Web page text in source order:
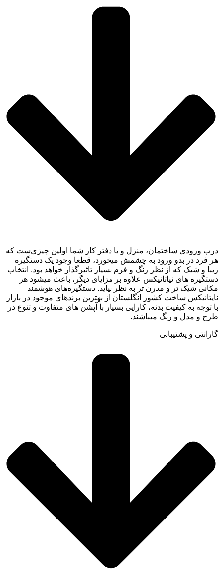
درب ورودی ساختمان، منزل و یا دفتر کار شما اولین چیزی‌ست که
هر فرد در بدو ورود به چشمش میخورد، قطعا وجود یک دستگیره
زیبا و شیک که از نظر رنگ و فرم بسیار تاثیرگذار خواهد بود. انتخاب
دستگیره های نیاتانیکس علاوه بر مزایای دیگر، باعث میشود هر
مکانی شیک تر و مدرن تر به نظر بیاید. دستگیره‌های هوشمند
نایتانیکس ساخت کشور انگلستان از بهترین برندهای موجود در بازار
با توجه به کیفیت بدنه، کارایی بسیار با آپشن های متفاوت و تنوع در
طرح و مدل و رنگ میباشند.
گارانتی و پشتیبانی